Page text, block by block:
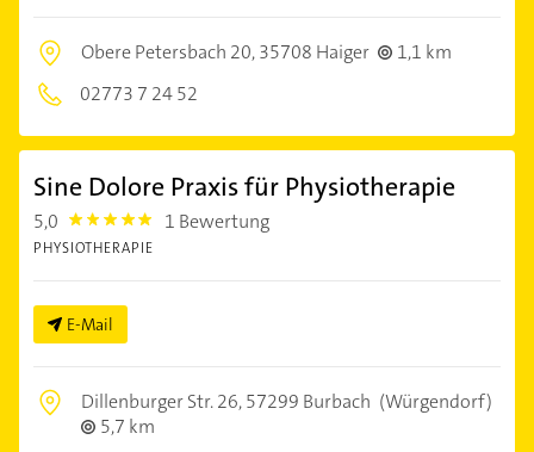
Obere Petersbach 20,35708 Haiger
1,1 km
02773 7 24 52
Sine Dolore Praxis für Physiotherapie
5,0 5.0 1 Bewertung
PHYSIOTHERAPIE
E-Mail
Dillenburger Str. 26,57299 Burbach (Würgendorf)
5,7 km